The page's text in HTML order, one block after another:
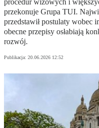
procedur wizowych i
przekonuje Grupa TUI.
przedstawił postulaty wobec
obecne przepisy osłabiają
rozwój.
Publikacja: 20.06.2026 12:52